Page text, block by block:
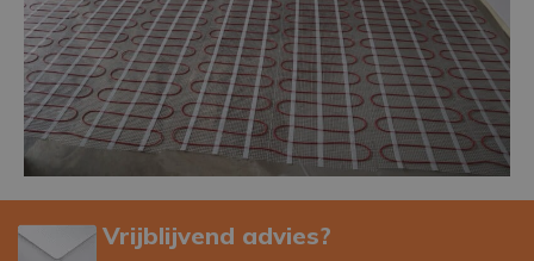
Vrijblijvend advies?